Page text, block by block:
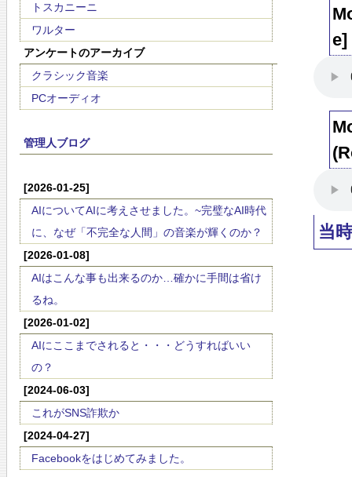
トスカニーニ
ワルター
アンケートのアーカイブ
クラシック音楽
PCオーディオ
管理人ブログ
[2026-01-25]
AIについてAIに考えさせました。~完璧なAI時代
に、なぜ「不完全な人間」の音楽が輝くのか？
[2026-01-08]
AIはこんな事も出来るのか…確かに手間は省け
るね。
[2026-01-02]
AIにここまでされると・・・どうすればいい
の？
[2024-06-03]
これがSNS詐欺か
[2024-04-27]
Facebookをはじめてみました。
e]
当